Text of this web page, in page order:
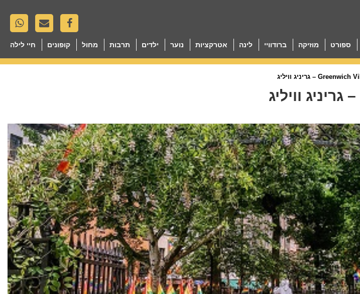
ספורט מוזיקה ברודוויי לינה אטרקציות נוער ילדים תרבות מחול קופונים חיי לילה